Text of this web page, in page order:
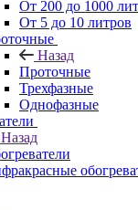
От 200 до 1000
От 5 до 10 литров
Назад
Проточные
Трехфазные
Однофазные
Назад